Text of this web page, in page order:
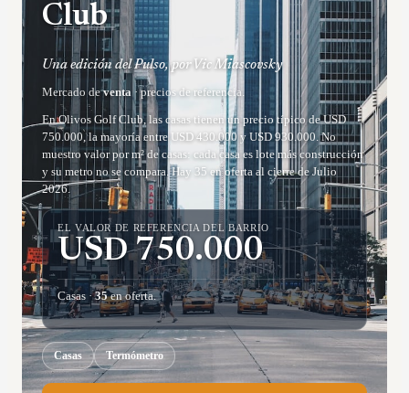
Club
Una edición del Pulso, por Vic Miascovsky
Mercado deventa · precios de referencia.
En Olivos Golf Club, las casas tienen un precio típico de USD
750.000, la mayoría entre USD 430.000 y USD 930.000. No
muestro valor por m² de casas: cada casa es lote más construcción
y su metro no se compara. Hay 35 en oferta al cierre de Julio
2026.
EL VALOR DE REFERENCIA DEL BARRIO
USD750.000
Casas ·35en oferta.
Casas Termómetro